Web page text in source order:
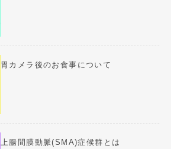
胃カメラ後のお食事について
上腸間膜動脈(SMA)症候群とは